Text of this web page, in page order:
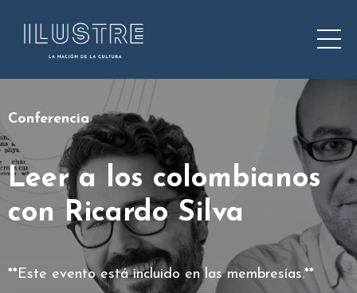
Conferencia
Leer a los colombianos
con Ricardo Silva
**Este evento está incluido en las membresías.**